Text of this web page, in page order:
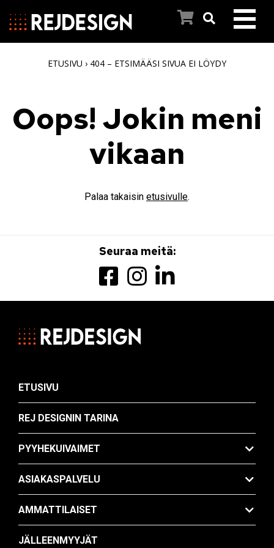
ETUSIVU
INSPIROIDU
ASIAKASPALVELU
Jälleenmyyjät
FI EN
ETUSIVU › 404 – ETSIMÄÄSI SIVUA EI LÖYDY
Oops! Jokin meni
vikaan
Palaa takaisin etusivulle.
Seuraa meitä:
ETUSIVU
REJ DESIGNIN TARINA
PYYHEKUIVAIMET
ASIAKASPALVELU
AMMATTILAISET
JÄLLEENMYYJÄT